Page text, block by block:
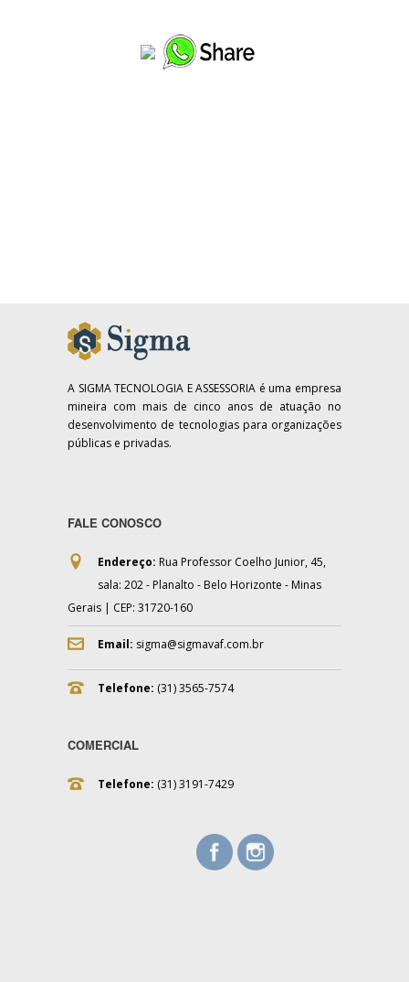
A SIGMA TECNOLOGIA E ASSESSORIA é uma empresa
mineira com mais de cinco anos de atuação no
desenvolvimento de tecnologias para organizações
públicas e privadas.
FALE CONOSCO
Endereço: Rua Professor Coelho Junior, 45,
sala: 202 - Planalto - Belo Horizonte - Minas
Gerais | CEP: 31720-160
Email: sigma@sigmavaf.com.br
Telefone: (31) 3565-7574
COMERCIAL
Telefone: (31) 3191-7429